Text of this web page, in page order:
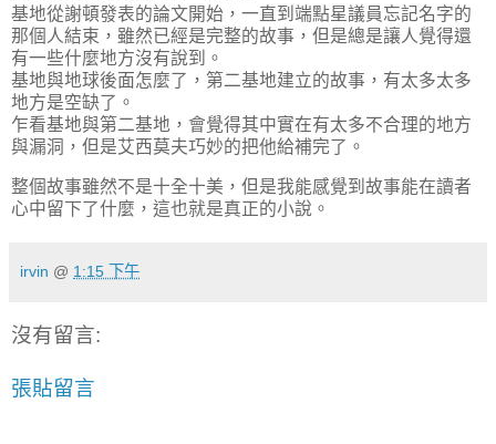
基地從謝頓發表的論文開始，一直到端點星議員忘記名字的
那個人結束，雖然已經是完整的故事，但是總是讓人覺得還
有一些什麼地方沒有說到。
基地與地球後面怎麼了，第二基地建立的故事，有太多太多
地方是空缺了。
乍看基地與第二基地，會覺得其中實在有太多不合理的地方
與漏洞，但是艾西莫夫巧妙的把他給補完了。
整個故事雖然不是十全十美，但是我能感覺到故事能在讀者
心中留下了什麼，這也就是真正的小說。
irvin @ 1:15 下午
沒有留言:
張貼留言